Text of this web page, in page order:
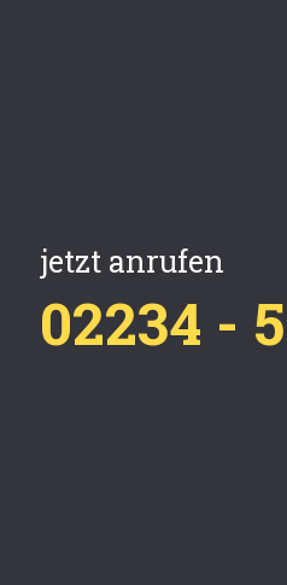
jetzt anrufen
02234 -